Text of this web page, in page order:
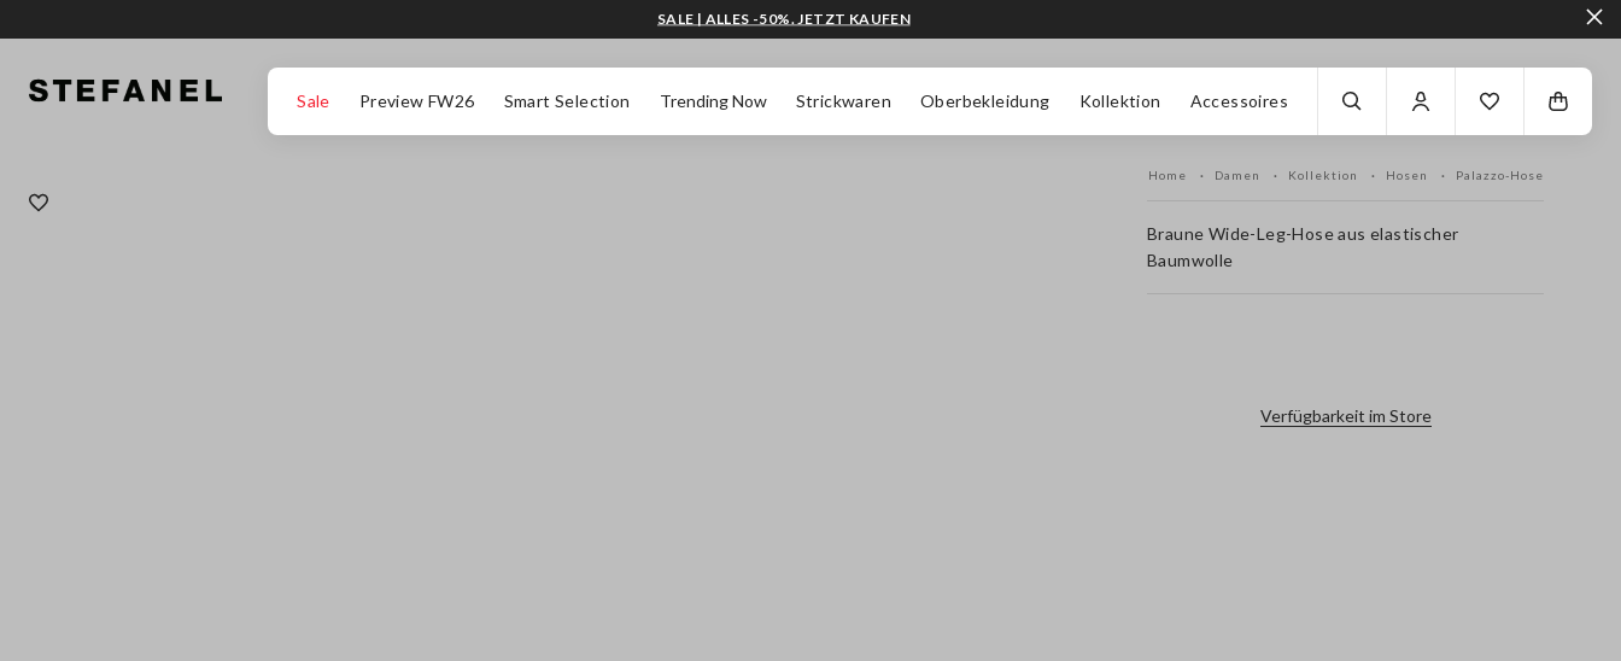
Sale Preview FW26 Smart Selection Trending Now Strickwaren Oberbekleidung Kollektion Accessoires
SALE | ALLES -50%. JETZT KAUFEN
Home Damen Kollektion Hosen Palazzo-Hose
Braune Wide-Leg-Hose aus elastischer
Baumwolle
Verfügbarkeit im Store